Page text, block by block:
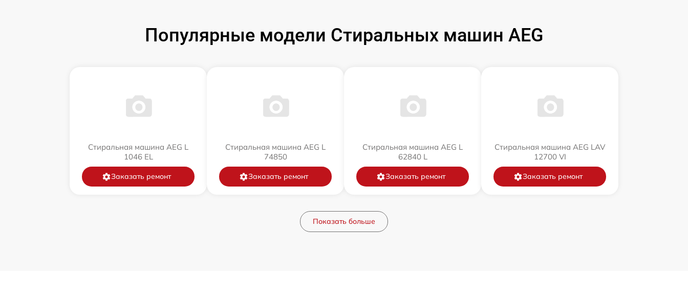
Популярные модели Стиральных машин AEG
Стиральная машина AEG L
1046 EL
Заказать ремонт
Стиральная машина AEG L
74850
Заказать ремонт
Стиральная машина AEG L
62840 L
Заказать ремонт
Стиральная машина AEG LAV
12700 VI
Заказать ремонт
Показать больше